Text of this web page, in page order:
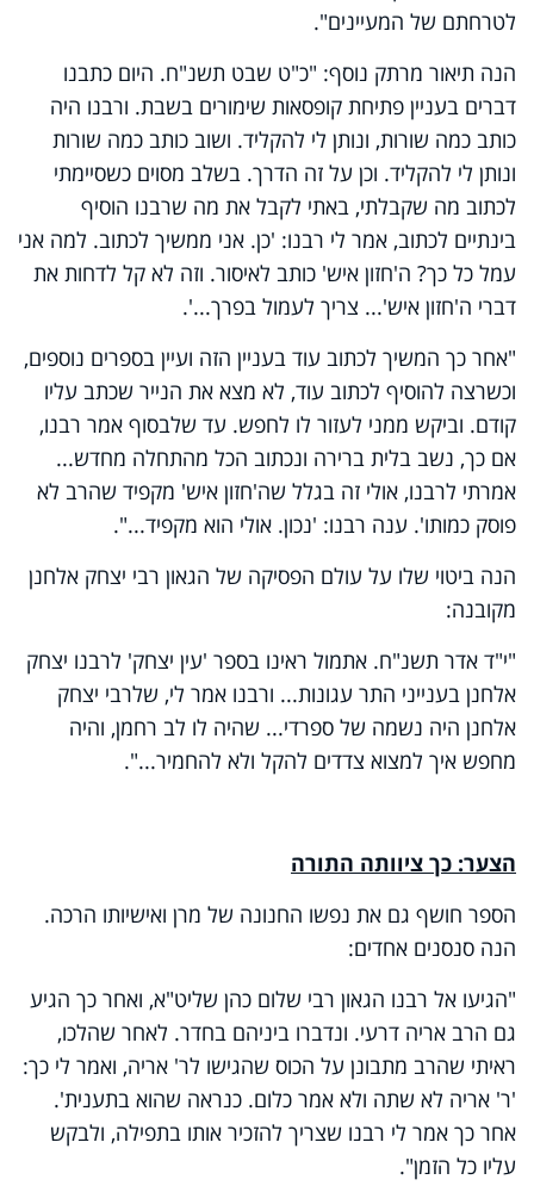
לטרחתם של המעיינים".
הנה תיאור מרתק נוסף: "כ"ט שבט תשנ"ח. היום כתבנו
דברים בעניין פתיחת קופסאות שימורים בשבת. ורבנו היה
כותב כמה שורות, ונותן לי להקליד. ושוב כותב כמה שורות
ונותן לי להקליד. וכן על זה הדרך. בשלב מסוים כשסיימתי
לכתוב מה שקבלתי, באתי לקבל את מה שרבנו הוסיף
בינתיים לכתוב, אמר לי רבנו: 'כן. אני ממשיך לכתוב. למה אני
עמל כל כך? ה'חזון איש' כותב לאיסור. וזה לא קל לדחות את
דברי ה'חזון איש'... צריך לעמול בפרך...'.
"אחר כך המשיך לכתוב עוד בעניין הזה ועיין בספרים נוספים,
וכשרצה להוסיף לכתוב עוד, לא מצא את הנייר שכתב עליו
קודם. וביקש ממני לעזור לו לחפש. עד שלבסוף אמר רבנו,
אם כך, נשב בלית ברירה ונכתוב הכל מהתחלה מחדש...
אמרתי לרבנו, אולי זה בגלל שה'חזון איש' מקפיד שהרב לא
פוסק כמותו'. ענה רבנו: 'נכון. אולי הוא מקפיד...".
הנה ביטוי שלו על עולם הפסיקה של הגאון רבי יצחק אלחנן
מקובנה:
"י"ד אדר תשנ"ח. אתמול ראינו בספר 'עין יצחק' לרבנו יצחק
אלחנן בענייני התר עגונות... ורבנו אמר לי, שלרבי יצחק
אלחנן היה נשמה של ספרדי... שהיה לו לב רחמן, והיה
מחפש איך למצוא צדדים להקל ולא להחמיר...".
הצער: כך ציוותה התורה
הספר חושף גם את נפשו החנונה של מרן ואישיותו הרכה.
הנה סנסנים אחדים:
"הגיעו אל רבנו הגאון רבי שלום כהן שליט"א, ואחר כך הגיע
גם הרב אריה דרעי. ונדברו ביניהם בחדר. לאחר שהלכו,
ראיתי שהרב מתבונן על הכוס שהגישו לר' אריה, ואמר לי כך:
'ר' אריה לא שתה ולא אמר כלום. כנראה שהוא בתענית'.
אחר כך אמר לי רבנו שצריך להזכיר אותו בתפילה, ולבקש
עליו כל הזמן".